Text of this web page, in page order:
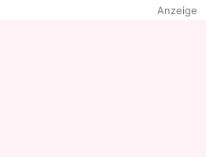
Anzeige